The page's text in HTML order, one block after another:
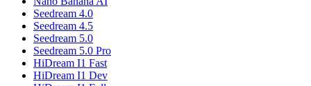
Seedream 4.0
Seedream 4.5
Seedream 5.0
Seedream 5.0 Pro
HiDream I1 Fast
HiDream I1 Dev